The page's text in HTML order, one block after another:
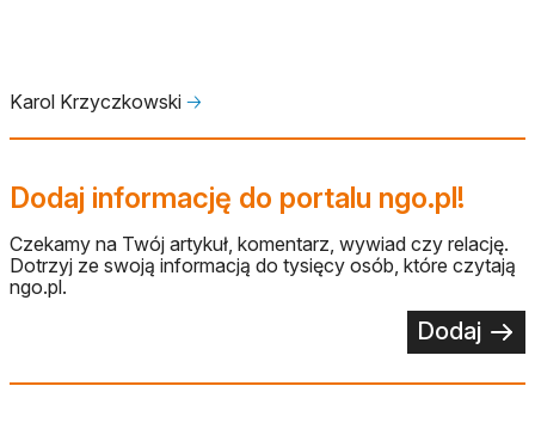
Karol Krzyczkowski 🡢
Dodaj informację do portalu ngo.pl!
Czekamy na Twój artykuł, komentarz, wywiad czy relację.
Dotrzyj ze swoją informacją do tysięcy osób, które czytają
ngo.pl.
Dodaj